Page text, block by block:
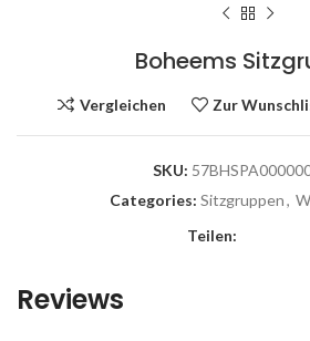
Boheems
Vergleichen Zur
SKU:
Categories: Sitzgruppen,
Teilen:
Reviews